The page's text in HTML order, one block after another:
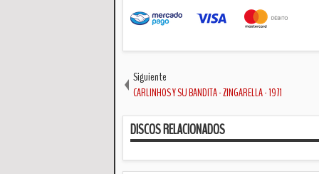
Siguiente
CARLINHOS Y SU BANDITA - ZINGARELLA - 1971
DISCOS RELACIONADOS